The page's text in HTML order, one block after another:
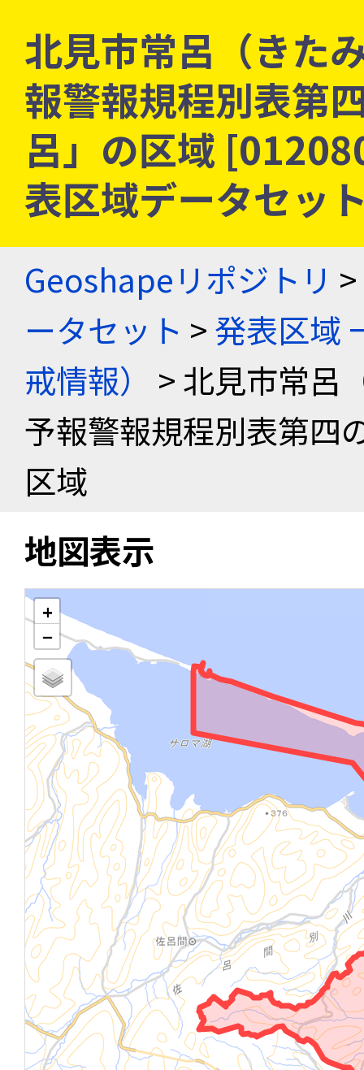
北見市常呂（きた
報警報規程別表第
呂」の区域
表区域データセッ
Geoshapeリポジトリ >
ータセット >発表区域
戒情報）
> 北見市常呂
予報警報規程別表第四
区域
地図表示
+
−